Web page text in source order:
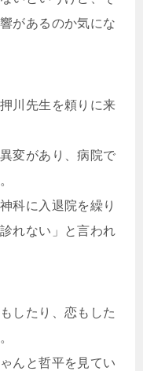
があるのか気にな
川先生を頼りに来
変があり、病院で
科に入退院を繰り
れない」と言われ
したり、恋もした
んと哲平を見てい